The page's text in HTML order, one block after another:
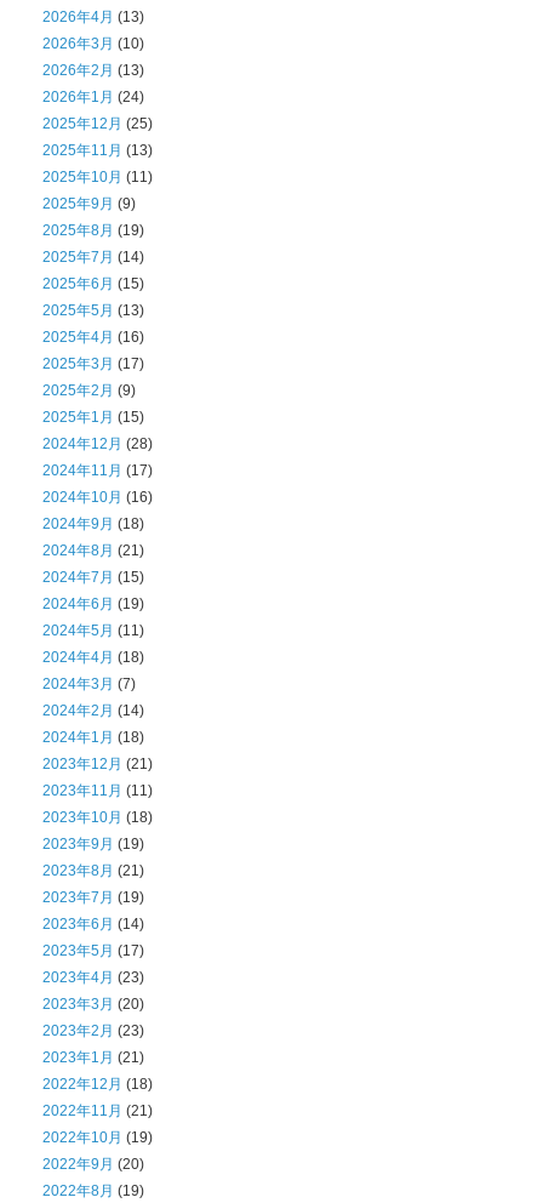
2026年4月 (13)
2026年3月 (10)
2026年2月 (13)
2026年1月 (24)
2025年12月 (25)
2025年11月 (13)
2025年10月 (11)
2025年9月 (9)
2025年8月 (19)
2025年7月 (14)
2025年6月 (15)
2025年5月 (13)
2025年4月 (16)
2025年3月 (17)
2025年2月 (9)
2025年1月 (15)
2024年12月 (28)
2024年11月 (17)
2024年10月 (16)
2024年9月 (18)
2024年8月 (21)
2024年7月 (15)
2024年6月 (19)
2024年5月 (11)
2024年4月 (18)
2024年3月 (7)
2024年2月 (14)
2024年1月 (18)
2023年12月 (21)
2023年11月 (11)
2023年10月 (18)
2023年9月 (19)
2023年8月 (21)
2023年7月 (19)
2023年6月 (14)
2023年5月 (17)
2023年4月 (23)
2023年3月 (20)
2023年2月 (23)
2023年1月 (21)
2022年12月 (18)
2022年11月 (21)
2022年10月 (19)
2022年9月 (20)
2022年8月 (19)